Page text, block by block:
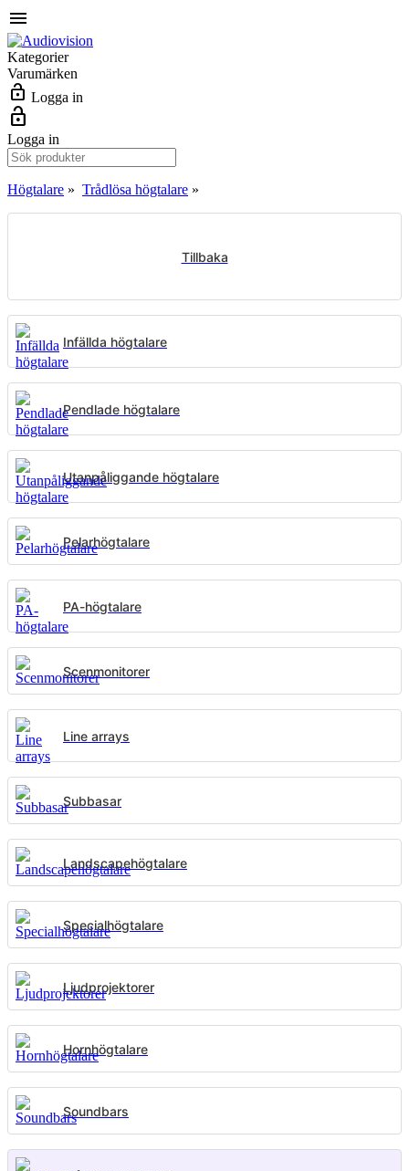
menu
Kategorier
Varumärken
lock_open Logga in
lock_open
Logga in
Högtalare » Trådlösa högtalare »
Tillbaka
Infällda högtalare
Pendlade högtalare
Utanpåliggande högtalare
Pelarhögtalare
PA-högtalare
Scenmonitorer
Line arrays
Subbasar
Landscapehögtalare
Specialhögtalare
Ljudprojektorer
Hornhögtalare
Soundbars